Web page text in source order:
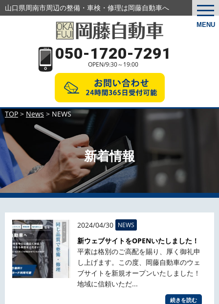
MENU
山口県周南市周辺の整備・車検・修理は岡藤自動車へ
050-1720-7291
OPEN/9:30～19:00
TOP > News > NEWS
新着情報
2024/04/30 NEWS
新ウェブサイトをOPENいたしました！
平素は格別のご高配を賜り、厚く御礼申
し上げます。この度、岡藤自動車のウェ
ブサイトを新規オープンいたしました！
地域に信頼いただ...
続きを読む